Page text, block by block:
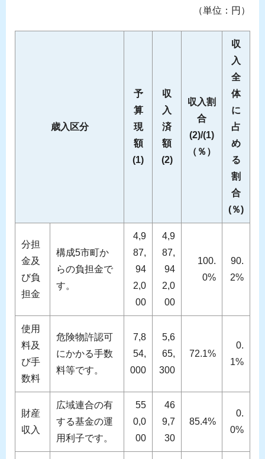
（単位：円）
歳入区分
予
算
現
額
(1)
収
入
済
額
(2)
収入割
合
(2)/(1)
（％）
収
入
全
体
に
占
め
る
割
合
(％)
分担
金及
び負
担金
構成5市町か
らの負担金で
す。
4,9
87,
94
2,0
00
4,9
87,
94
2,0
00
100.
0%
90.
2%
使用
料及
び手
数料
危険物許認可
にかかる手数
料等です。
7,8
54,
000
5,6
65,
300
72.1%
0.
1%
財産
収入
広域連合の有
する基金の運
用利子です。
55
0,0
00
46
9,7
30
85.4%
0.
0%